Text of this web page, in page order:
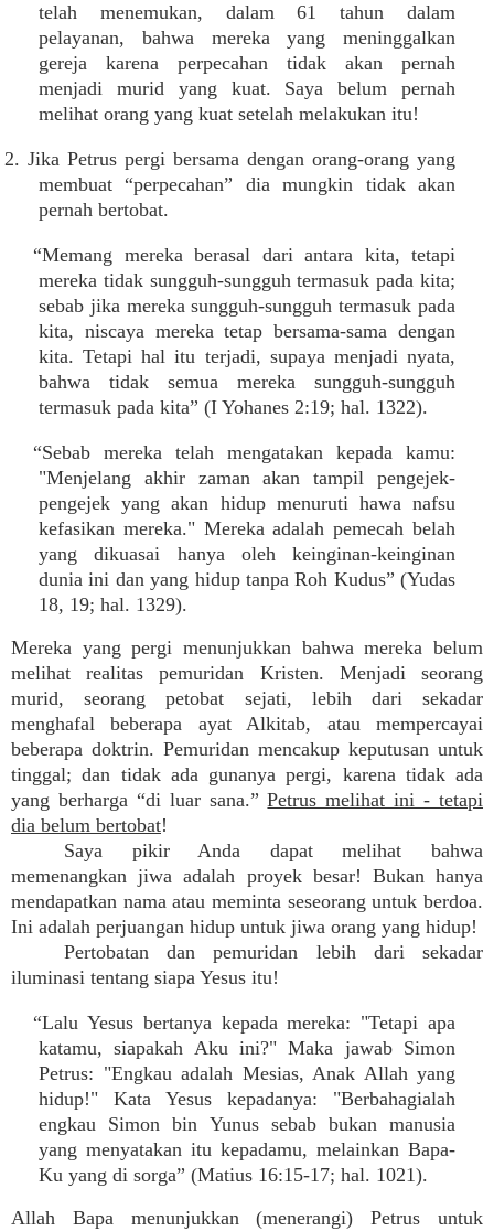
telah menemukan, dalam 61 tahun dalam
pelayanan, bahwa mereka yang meninggalkan
gereja karena perpecahan tidak akan pernah
menjadi murid yang kuat. Saya belum pernah
melihat orang yang kuat setelah melakukan itu!
2. Jika Petrus pergi bersama dengan orang-orang yang
membuat “perpecahan” dia mungkin tidak akan
pernah bertobat.
“Memang mereka berasal dari antara kita, tetapi
mereka tidak sungguh-sungguh termasuk pada kita;
sebab jika mereka sungguh-sungguh termasuk pada
kita, niscaya mereka tetap bersama-sama dengan
kita. Tetapi hal itu terjadi, supaya menjadi nyata,
bahwa tidak semua mereka sungguh-sungguh
termasuk pada kita” (I Yohanes 2:19; hal. 1322).
“Sebab mereka telah mengatakan kepada kamu:
"Menjelang akhir zaman akan tampil pengejek-
pengejek yang akan hidup menuruti hawa nafsu
kefasikan mereka." Mereka adalah pemecah belah
yang dikuasai hanya oleh keinginan-keinginan
dunia ini dan yang hidup tanpa Roh Kudus” (Yudas
18, 19; hal. 1329).
Mereka yang pergi menunjukkan bahwa mereka belum
melihat realitas pemuridan Kristen. Menjadi seorang
murid, seorang petobat sejati, lebih dari sekadar
menghafal beberapa ayat Alkitab, atau mempercayai
beberapa doktrin. Pemuridan mencakup keputusan untuk
tinggal; dan tidak ada gunanya pergi, karena tidak ada
yang berharga “di luar sana.”Petrus melihat ini - tetapi
dia belum bertobat!
Saya pikir Anda dapat melihat bahwa
memenangkan jiwa adalah proyek besar! Bukan hanya
mendapatkan nama atau meminta seseorang untuk berdoa.
Ini adalah perjuangan hidup untuk jiwa orang yang hidup!
Pertobatan dan pemuridan lebih dari sekadar
iluminasi tentang siapa Yesus itu!
“Lalu Yesus bertanya kepada mereka: "Tetapi apa
katamu, siapakah Aku ini?" Maka jawab Simon
Petrus: "Engkau adalah Mesias, Anak Allah yang
hidup!" Kata Yesus kepadanya: "Berbahagialah
engkau Simon bin Yunus sebab bukan manusia
yang menyatakan itu kepadamu, melainkan Bapa-
Ku yang di sorga” (Matius 16:15-17; hal. 1021).
Allah Bapa menunjukkan (menerangi) Petrus untuk